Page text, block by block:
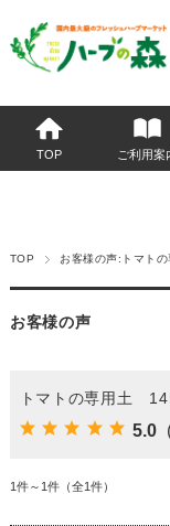
TOP ご利用案
TOP お客様の声:トマト
お客様の声
トマトの専用土
5.0
1件～1件（全1件）